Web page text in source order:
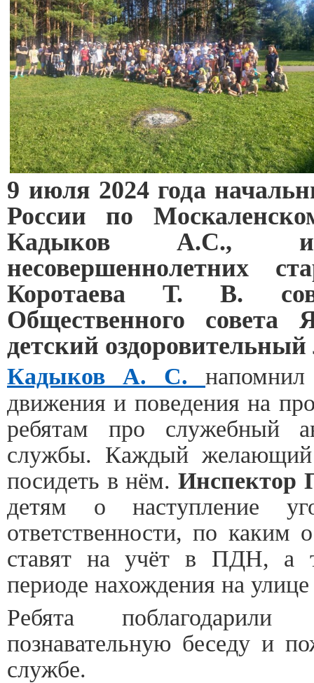
9 июля 2024 года
России по
Кадыков А.С.,
несовершеннолетних
Коротаева Т. В.
Общественного
детский оздоровительный
Кадыков А. С.
движения и поведения на
ребятам про служебный
службы. Каждый желающий
посидеть в нём. Инспектор
детям о наступление
ответственности, по каким
ставят на учёт в ПДН, а
периоде нахождения на
Ребята
познавательную беседу и
службе.